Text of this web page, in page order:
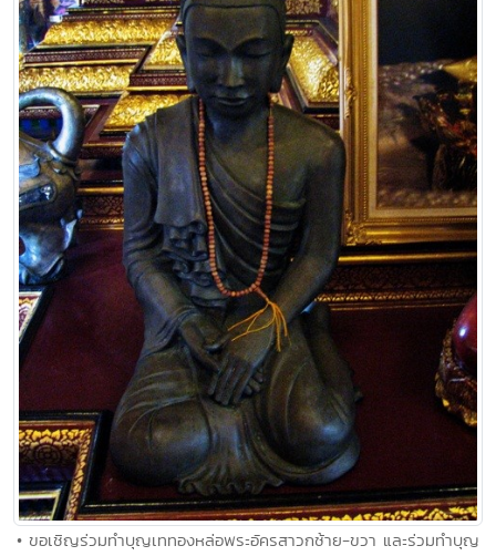
• ขอเชิญร่วมทำบุญเททองหล่อพระอัครสาวกซ้าย-ขวา และร่วมทำบุญ